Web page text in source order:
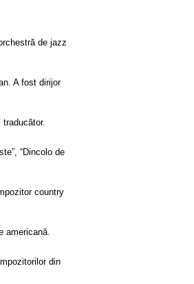
de jazz
A fost dirijor
“Dincolo de
country
americană.
din